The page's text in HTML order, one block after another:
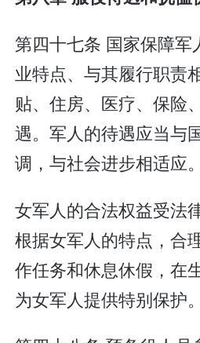
第四十七条 国家保障军
业特点、与其履行职责
贴、住房、医疗、保险
遇。军人的待遇应当与
调，与社会进步相适应。
女军人的合法权益受法
根据女军人的特点，合
作任务和休息休假，在
为女军人提供特别保护。